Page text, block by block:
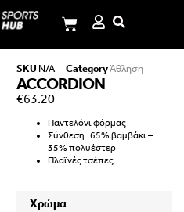
SKU N/A CategoryΆθληση
ACCORDION
€63.20
Παντελόνι φόρμας
Σύνθεση : 65% βαμβάκι –
35% πολυέστερ
Πλαϊνές τσέπες
Χρώμα